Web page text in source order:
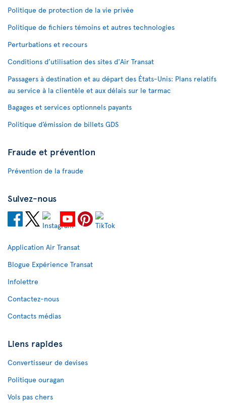
Politique de protection de la vie privée
Politique de fichiers témoins et autres technologies
Perturbations et recours
Conditions d’utilisation des sites d'Air Transat
Passagers à destination et au départ des États-Unis: Plans relatifs
au service à la clientèle et aux délais sur le tarmac
Bagages et services optionnels payants
Politique d’émission de billets GDS
Fraude et prévention
Prévention de la fraude
Suivez-nous
Application Air Transat
Blogue Expérience Transat
Infolettre
Contactez-nous
Contacts médias
Liens rapides
Convertisseur de devises
Politique ouragan
Vols pas chers